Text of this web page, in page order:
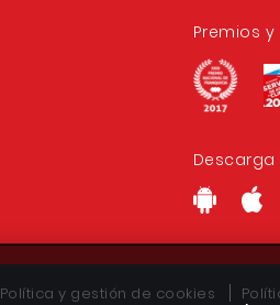
Premios
Política y gestión de cookies